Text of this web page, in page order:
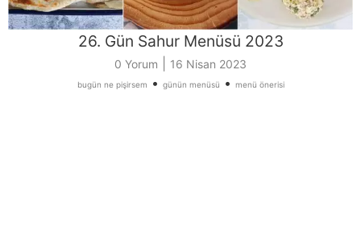
26. Gün Sahur Menüsü 2023
0 Yorum 16 Nisan 2023
bugün ne pişirsem • günün menüsü • menü önerisi